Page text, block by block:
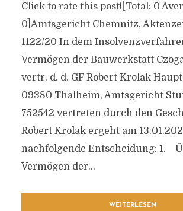
Click to rate this post![Total: 0
0]Amtsgericht Chemnitz,
1122/20 In dem
Vermögen der Bauwerkstatt
vertr. d. d. GF Robert Krolak
09380 Thalheim, Amtsgericht
752542 vertreten durch den
Robert Krolak ergeht am
nachfolgende Entscheidung: 1.
Vermögen der...
WEITERLESEN